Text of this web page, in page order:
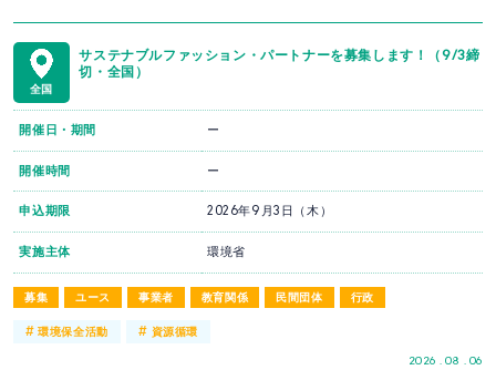
全国
サステナブルファッション・パートナーを募集します！（9/3締
切・全国）
募集 ユース 事業者 教育関係 民間団体 行政
2026 . 08 . 06
開催日・期間 ー
開催時間 ー
申込期限 2026年9月3日（木）
実施主体 環境省
#環境保全活動 # 資源循環